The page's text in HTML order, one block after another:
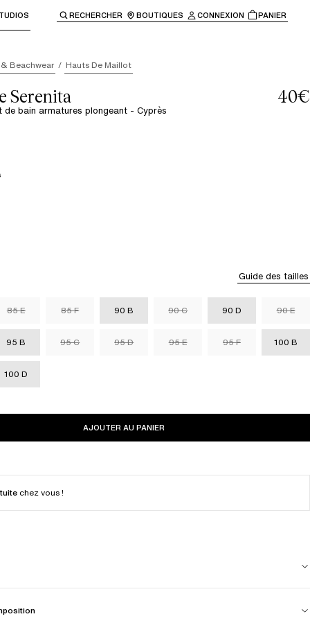
à la navigation principale.
RECHERCHER BOUTIQUES CONNEXION PANIER
Beachwear Hauts De Maillot
Serenita
de bain armatures plongeant - Cyprès
40€
Guide des tailles
85 E 85 F 90 B 90 C 90 D 90 E
95 B 95 C 95 D 95 E 95 F 100 B
100 D
AJOUTER AU PANIER
chez vous !